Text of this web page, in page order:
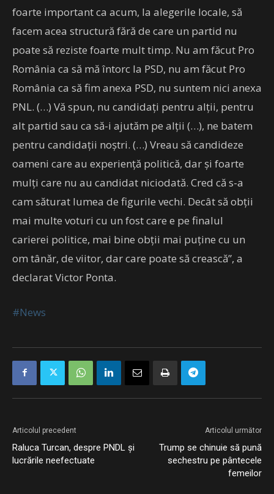
foarte important ca acum, la alegerile locale, să
facem acea structură fără de care un partid nu
poate să reziste foarte mult timp. Nu am făcut Pro
România ca să mă întorc la PSD, nu am făcut Pro
România ca să fim anexa PSD, nu suntem nici anexa
PNL. (…) Vă spun, nu candidaţi pentru alţii, pentru
alt partid sau ca să-i ajutăm pe alţii (…), ne batem
pentru candidaţii noştri. (…) Vreau să candideze
oameni care au experienţă politică, dar şi foarte
mulţi care nu au candidat niciodată. Cred că s-a
cam săturat lumea de figurile vechi. Decât să obţii
mai multe voturi cu un fost care e pe finalul
carierei politice, mai bine obţii mai puţine cu un
om tânăr, de viitor, dar care poate să crească”, a
declarat Victor Ponta.
#News
Articolul precedent
Raluca Turcan, despre PNDL și
lucrările neefectuate
Articolul următor
Trump se chinuie să pună
sechestru pe pântecele
femeilor